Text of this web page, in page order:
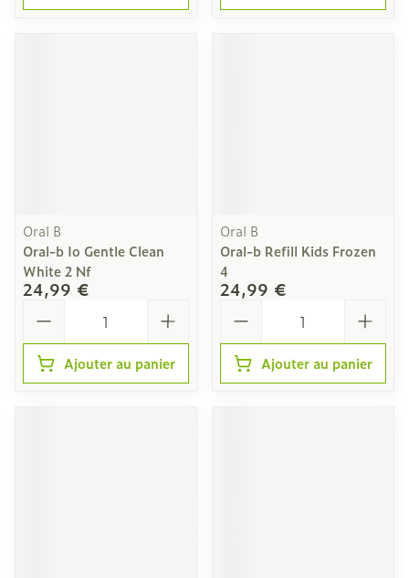
Oral B
Oral-b Io Gentle Clean
White 2 Nf
24,99 €
Ajouter au panier
Oral B
Oral-b Refill Kids Frozen
4
24,99 €
Ajouter au panier